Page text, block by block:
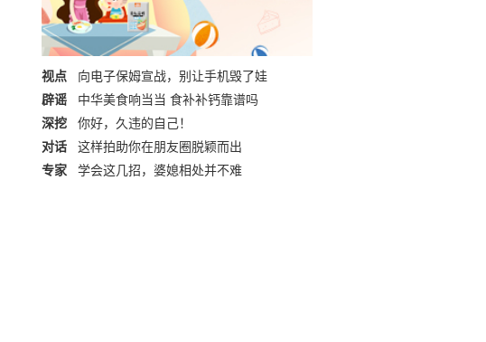
视点
向电子保姆宣战，别让手机毁了娃
辟谣
中华美食响当当 食补补钙靠谱吗
深挖 你好，久违的自己！
对话 这样拍助你在朋友圈脱颖而出
专家 学会这几招，婆媳相处并不难